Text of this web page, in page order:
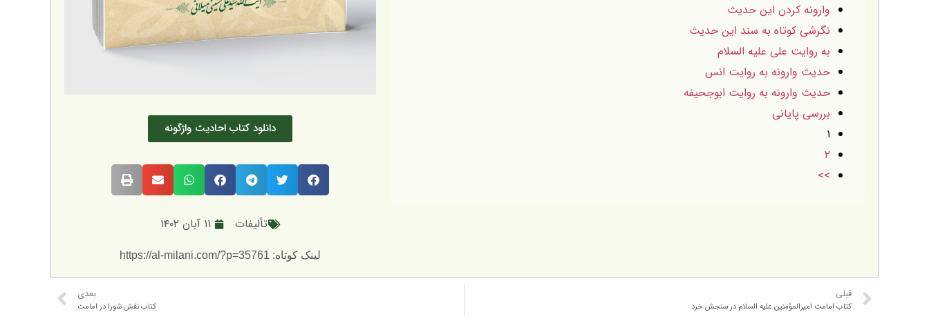
وارونه كردن اين حديث
نگرشى كوتاه به سند اين حديث
به روايت على عليه السلام
حديث وارونه به روايت انس
حديث وارونه به روايت ابوجحيفه
بررسى پايانى
۱
۲
>>
دانلود کتاب احادیث واژگونه
تألیفات ۱۱ آبان ۱۴۰۲
لینک کوتاه: https://al-milani.com/?p=35761
قبلی
کتاب امامت اميرالمؤمنين عليه السلام در سنجش خرد
بعدی
کتاب نقش شورا در امامت